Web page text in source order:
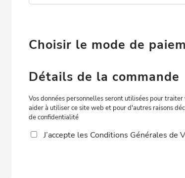
Choisir le mode de
Détails de la commande
Vos données personnelles seront utilisées pour
aider à utiliser ce site web et pour d'autres raisons
de confidentialité
J’accepte les Conditions Générales de